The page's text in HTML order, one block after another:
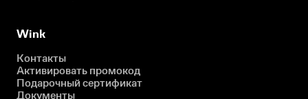
Wink
Контакты
Активировать промокод
Подарочный сертификат
Документы